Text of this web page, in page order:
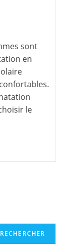
sont
en
le
RECHERCHER